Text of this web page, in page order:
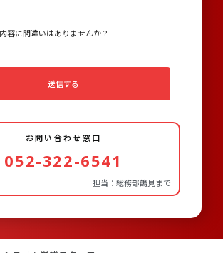
容に間違いはありませんか？
送信する
お問い合わせ窓口
052-322-6541
担当：総務部鶴見まで